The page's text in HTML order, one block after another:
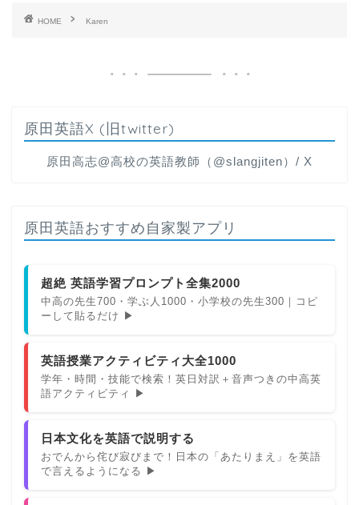
HOME Karen
原田英語X (旧twitter)
原田高志@高校の英語教師（@slangjiten）/ X
原田英語おすすめ自家製アプリ
超絶 英語学習プロンプト全集2000
中高の先生700・学ぶ人1000・小学校の先生300｜コピ
ーして貼るだけ ▶
英語授業アクティビティ大全1000
学年・時間・技能で検索！英日対訳＋音声つきの中高英
語アクティビティ ▶
日本文化を英語で説明する
おでんから侘び寂びまで！日本の「あたりまえ」を英語
で言えるようになる ▶